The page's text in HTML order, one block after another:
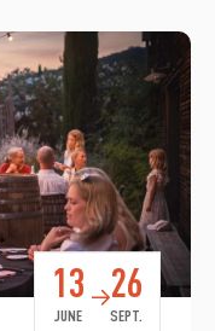
13
JUNE
26
SEPT.